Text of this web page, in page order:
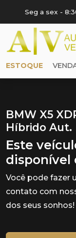
Seg a sex -
ESTOQUE
BMW X5
Híbrido Aut.
Este
disponível
Você pode fazer
contato com
dos seus sonhos!